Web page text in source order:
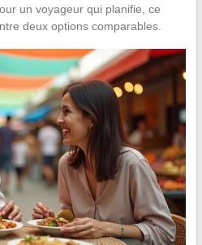
un voyageur qui planifie, ce
deux options comparables.